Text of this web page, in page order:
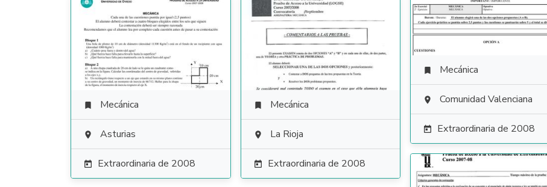
 Mecánica
 Comunidad Valenciana
 Extraordinaria de 2008
 Mecánica
 Asturias
 Extraordinaria de 2008
 Mecánica
 La Rioja
 Extraordinaria de 2008